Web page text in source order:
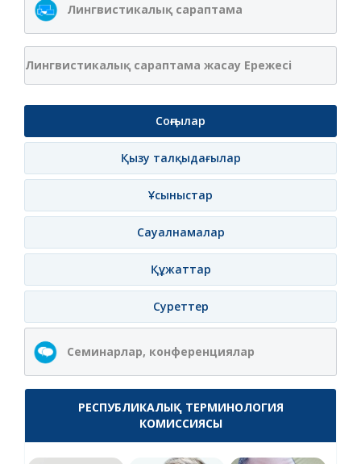
Лингвистикалық сараптама
Лингвистикалық сараптама жасау Ережесі
Соңғылар
Қызу талқыдағылар
Ұсыныстар
Сауалнамалар
Құжаттар
Суреттер
Семинарлар, конференциялар
РЕСПУБЛИКАЛЫҚ ТЕРМИНОЛОГИЯ
КОМИССИЯСЫ